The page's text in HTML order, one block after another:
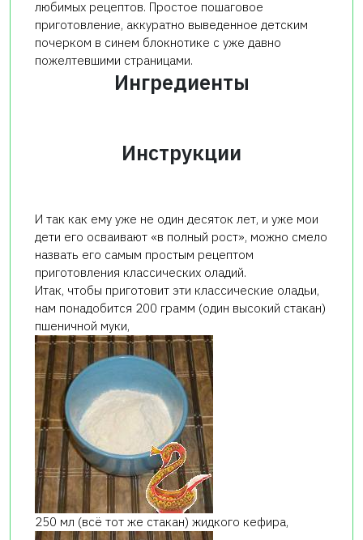
любимых рецептов. Простое пошаговое
приготовление, аккуратно выведенное детским
почерком в синем блокнотике с уже давно
пожелтевшими страницами.
Ингредиенты
Инструкции
И так как ему уже не один десяток лет, и уже мои
дети его осваивают «в полный рост», можно смело
назвать его самым простым рецептом
приготовления классических оладий.
Итак, чтобы приготовит эти классические оладьи,
нам понадобится 200 грамм (один высокий стакан)
пшеничной муки,
250 мл (всё тот же стакан) жидкого кефира,